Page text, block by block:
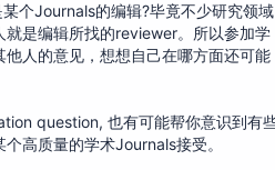
个Journals的编辑?毕竟不少研究领域
是编辑所找的reviewer。所以参加学
人的意见，想想自己在哪方面还可能
question, 也有可能帮你意识到有
高质量的学术Journals接受。